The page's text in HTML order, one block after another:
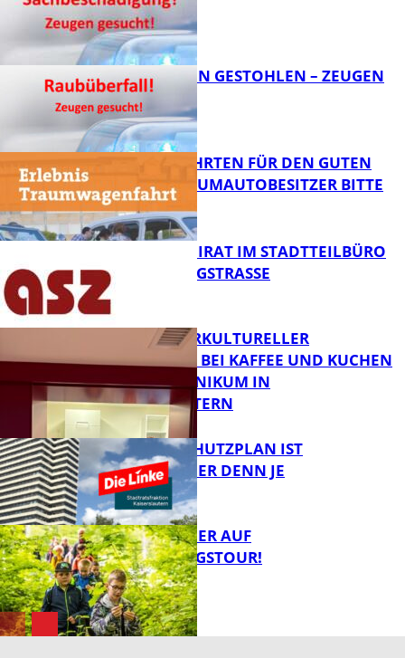
FB News
TEURE KETTEN GESTOHLEN – ZEUGEN
GESUCHT!
FB News
SPENDENFAHRTEN FÜR DEN GUTEN
ZWECK – TRAUMAUTOBESITZER BITTE
MELDEN!
FB News
SENIORENBEIRAT IM STADTTEILBÜRO
IN DER KÖNIGSTRASSE
FB Gesundheit
NEUER INTERKULTURELLER
TREFFPUNKT BEI KAFFEE UND KUCHEN
IM PFALZKLINIKUM IN
KAISERSLAUTERN
FB News
EIN HITZESCHUTZPLAN IST
NOTWENDIGER DENN JE
MIT DEM JÄGER AUF
ENTDECKUNGSTOUR!